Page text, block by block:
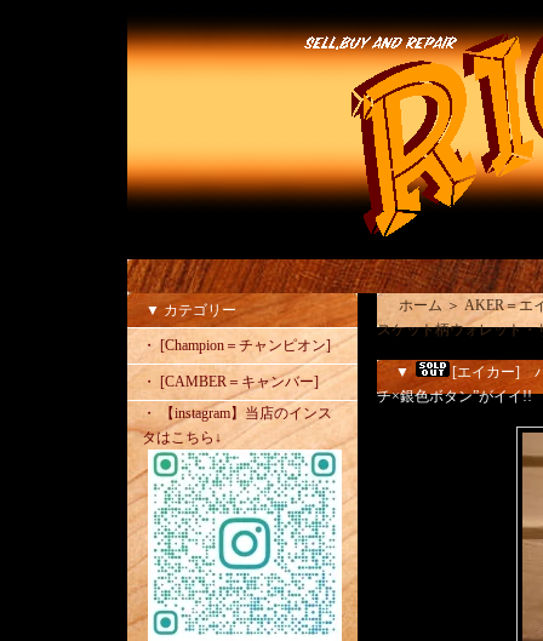
▼ カテゴリー
・ [Champion＝チャンピオン]
・ [CAMBER＝キャンバー]
・ 【instagram】当店のインス
タはこちら↓
ホーム ＞ AKER＝エ
スケット柄ウォレット
▼
[エイカー]
チ×銀色ボタン”がイイ!!